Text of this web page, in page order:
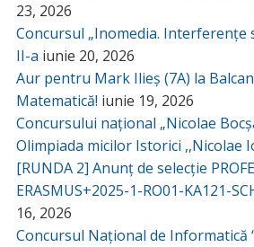
23, 2026
Concursul „Inomedia. Interferențe
II-a iunie 20, 2026
Aur pentru Mark Ilieș (7A) la
Matematică! iunie 19, 2026
Concursului național „Nicolae
Olimpiada micilor Istorici ,,Nicolae
[RUNDA 2] Anunț de selecție
ERASMUS+2025-1-RO01-KA121-
16, 2026
Concursul Național de Informatică